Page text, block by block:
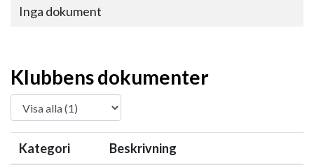
Inga dokument
Klubbens dokumenter
Kategori Beskrivning